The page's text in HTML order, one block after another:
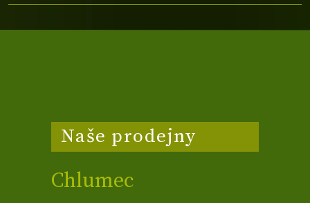
Naše prodejny
Chlumec